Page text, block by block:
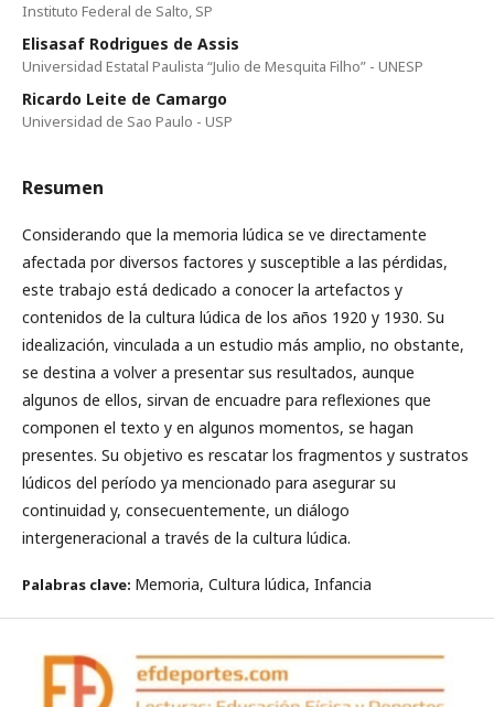
Instituto Federal de Salto, SP
Elisasaf Rodrigues de Assis
Universidad Estatal Paulista “Julio de Mesquita Filho” - UNESP
Ricardo Leite de Camargo
Universidad de Sao Paulo - USP
Resumen
Considerando que la memoria lúdica se ve directamente
afectada por diversos factores y susceptible a las pérdidas,
este trabajo está dedicado a conocer la artefactos y
contenidos de la cultura lúdica de los años 1920 y 1930. Su
idealización, vinculada a un estudio más amplio, no obstante,
se destina a volver a presentar sus resultados, aunque
algunos de ellos, sirvan de encuadre para reflexiones que
componen el texto y en algunos momentos, se hagan
presentes. Su objetivo es rescatar los fragmentos y sustratos
lúdicos del período ya mencionado para asegurar su
continuidad y, consecuentemente, un diálogo
intergeneracional a través de la cultura lúdica.
Palabras clave: Memoria, Cultura lúdica, Infancia